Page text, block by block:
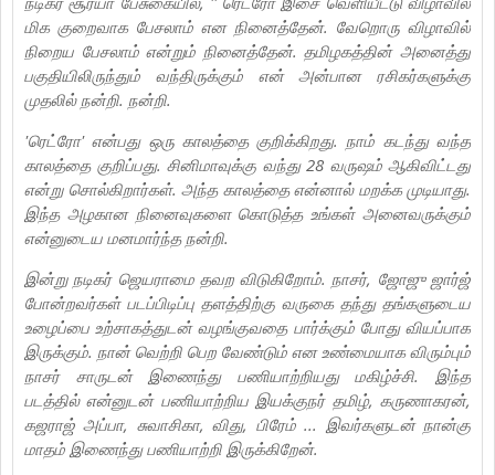
மிக குறைவாக பேசலாம் என நினைத்தேன். வேறொரு விழாவில்
நிறைய பேசலாம் என்றும் நினைத்தேன். தமிழகத்தின் அனைத்து
பகுதியிலிருந்தும் வந்திருக்கும் என் அன்பான ரசிகர்களுக்கு
முதலில் நன்றி. நன்றி.
'ரெட்ரோ' என்பது ஒரு காலத்தை குறிக்கிறது. நாம் கடந்து வந்த
காலத்தை குறிப்பது. சினிமாவுக்கு வந்து 28 வருஷம் ஆகிவிட்டது
என்று சொல்கிறார்கள். அந்த காலத்தை என்னால் மறக்க முடியாது.
இந்த அழகான நினைவுகளை கொடுத்த உங்கள் அனைவருக்கும்
என்னுடைய மனமார்ந்த நன்றி.
இன்று நடிகர் ஜெயராமை தவற விடுகிறோம். நாசர், ஜோஜு ஜார்ஜ்
போன்றவர்கள் படப்பிடிப்பு தளத்திற்கு வருகை தந்து தங்களுடைய
உழைப்பை உற்சாகத்துடன் வழங்குவதை பார்க்கும் போது வியப்பாக
இருக்கும். நான் வெற்றி பெற வேண்டும் என உண்மையாக விரும்பும்
நாசர் சாருடன் இணைந்து பணியாற்றியது மகிழ்ச்சி. இந்த
படத்தில் என்னுடன் பணியாற்றிய இயக்குநர் தமிழ், கருணாகரன்,
கஜராஜ் அப்பா, சுவாசிகா, விது, பிரேம் ... இவர்களுடன் நான்கு
மாதம் இணைந்து பணியாற்றி இருக்கிறேன்.